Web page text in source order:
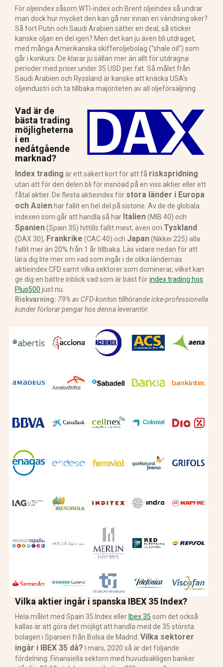
För oljeindex såsom WTI-index och Brent oljeindex så undrar
man dock hur mycket den kan gå ner innan en vändning sker?
Så fort Putin och Saudi Arabien sätter en deal, så sticker
kanske oljan en del igen? Men det kan ju även bli utdraget,
med många Amerikanska skifferoljebolag (“shale oil”) som
går i konkurs. De klarar ju sällan mer än allt för utdragna
perioder med priser under 35 USD per fat. Så målet från
Saudi Arabien och Ryssland är kanske att knäcka USA's
oljeindustri och ta tillbaka majoriteten av all oljeförsäljning.
Vad är de
bästa trading
möjligheterna
i en
nedåtgående
marknad?
Index trading är ett säkert kort för att få riskspridning
utan att för den delen bli för insnöad på en viss aktier eller ett
fåtal aktier. De flesta aktieindex för stora länder i Europa
och Asien har fallit en hel del på sistone. Av de de globala
indexen som går att handla så har Italien(MIB 40) och
Spanien(Spain 35) hittills fallit mest, även om Tyskland
(DAX 30), Frankrike (CAC 40) och Japan(Nikkei 225) alla
fallit mer än 20% från 1 år tillbaka. Läs vidare nedan för att
lära dig lite mer om vad som ingår i de olika ländernas
aktieindex CFD samt vilka sektorer som dominerar, vilket kan
ge dig en bättre inblick vad som är bäst förindex trading hos
Plus500 just nu.
Riskvarning: 79% av CFD-konton tillhörande icke-professionella
kunder förlorar pengar hos denna leverantör.
Vilka aktier ingår i spanska IBEX 35 Index?
Hela målet med Spain 35 Index eller Ibex 35 som det också
kallas är att göra det möjligt att handla med de 35 största
bolagen i Spanien från Bolsa de Madrid. Vilka sektorer
ingår i IBEX 35 då? I mars, 2020 så är det följande
fördelning: Finansiella sektorn med huvudsakligen banker